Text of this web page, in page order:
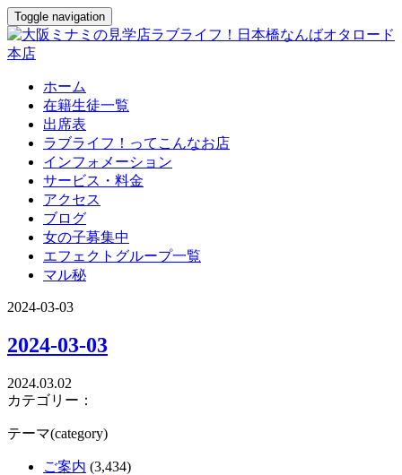
Toggle navigation
ホーム
在籍生徒一覧
出席表
ラブライフ！ってこんなお店
インフォメーション
サービス・料金
アクセス
ブログ
女の子募集中
エフェクトグループ一覧
マル秘
2024-03-03
2024-03-03
2024.03.02
カテゴリー：
テーマ(category)
ご案内 (3,434)